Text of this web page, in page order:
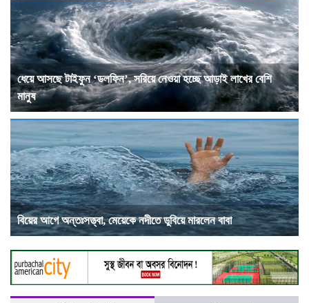
ধেয়ে আসছে টাইফুন ‘ডলফিন’, সরিয়ে নেওয়া হচ্ছে আড়াই লাখের বেশি
মানুষ
বিয়ের আগে অন্তঃসত্ত্বা, মেয়েকে নদীতে ডুবিয়ে মারলেন বাবা